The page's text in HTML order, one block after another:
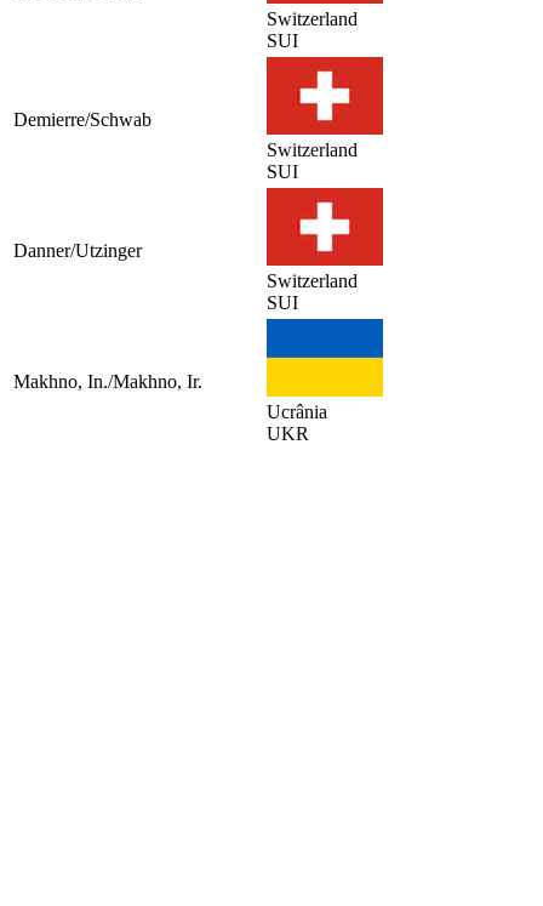
Switzerland
SUI
Demierre/Schwab
Switzerland
SUI
Danner/Utzinger
Switzerland
SUI
Makhno, In./Makhno, Ir.
Ucrânia
UKR